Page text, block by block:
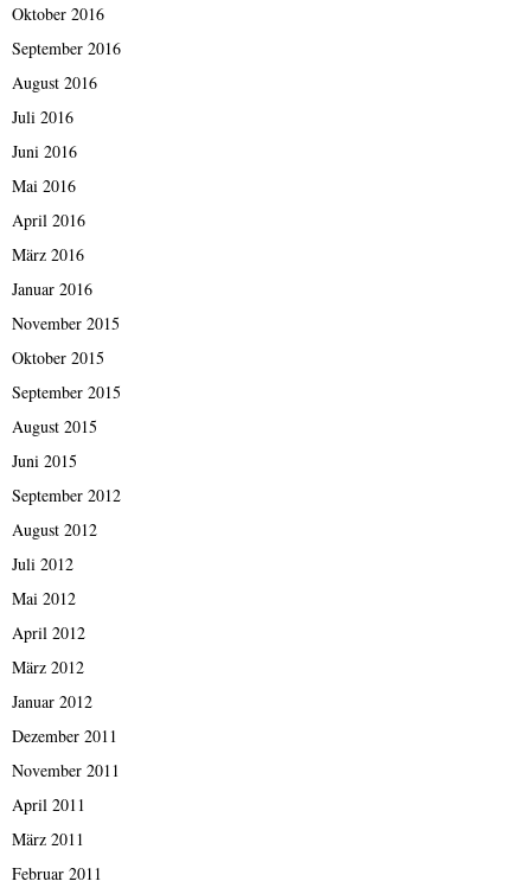
Oktober 2016
September 2016
August 2016
Juli 2016
Juni 2016
Mai 2016
April 2016
März 2016
Januar 2016
November 2015
Oktober 2015
September 2015
August 2015
Juni 2015
September 2012
August 2012
Juli 2012
Mai 2012
April 2012
März 2012
Januar 2012
Dezember 2011
November 2011
April 2011
März 2011
Februar 2011